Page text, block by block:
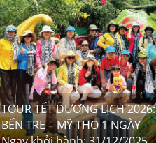
TOUR TẾT DƯƠNG LỊCH 2026:
BẾN TRE – MỸ THO 1 NGÀY